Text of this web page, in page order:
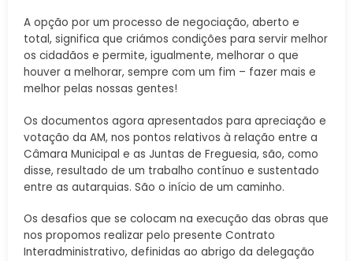
A opção por um processo de negociação, aberto e
total, significa que criámos condições para servir melhor
os cidadãos e permite, igualmente, melhorar o que
houver a melhorar, sempre com um fim – fazer mais e
melhor pelas nossas gentes!
Os documentos agora apresentados para apreciação e
votação da AM, nos pontos relativos à relação entre a
Câmara Municipal e as Juntas de Freguesia, são, como
disse, resultado de um trabalho contínuo e sustentado
entre as autarquias. São o início de um caminho.
Os desafios que se colocam na execução das obras que
nos propomos realizar pelo presente Contrato
Interadministrativo, definidas ao abrigo da delegação